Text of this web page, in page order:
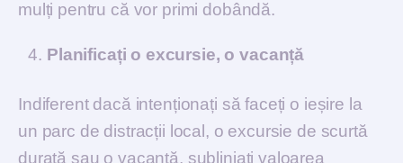
mulți pentru că vor primi dobândă.
Planificați o excursie, o vacanță
Indiferent dacă intenționați să faceți o ieșire la
un parc de distracții local, o excursie de scurtă
durată sau o vacanță, subliniați valoarea